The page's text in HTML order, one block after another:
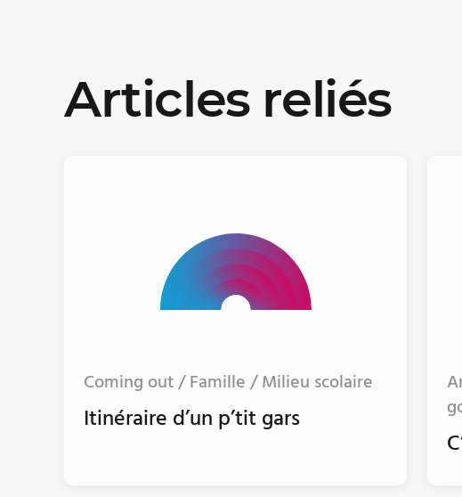
Articles reliés
Coming out / Famille / Milieu scolaire
Itinéraire d’un p’tit gars